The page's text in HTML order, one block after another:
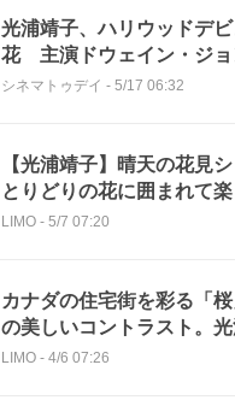
光浦靖子、ハリウッドデ
花 主演ドウェイン・ジョ
技の“間”
シネマトゥデイ - 5/17 06:32
【光浦靖子】晴天の花見
とりどりの花に囲まれて
LIMO - 5/7 07:20
カナダの住宅街を彩る「桜
の美しいコントラスト。
た、異国の春めく風景に「
LIMO - 4/6 07:26